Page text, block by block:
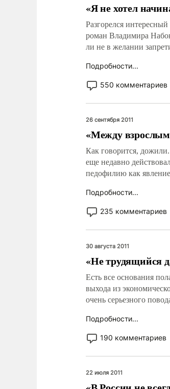
«Я не хотел
Разгорелся
роман Владимира
ли не в желании
Подробности...
550 комментариев
26 сентября 2011
«Между
Как говорится,
еще недавно
педофилию как
Подробности...
235 комментариев
30 августа 2011
«Не трудящийся
Есть все основания
выхода из
очень серьезного
Подробности...
190 комментариев
22 июля 2011